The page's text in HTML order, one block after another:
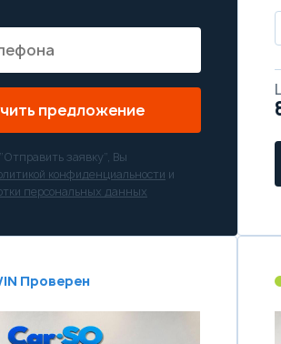
предложение
заявку”, Вы
конфиденциальности и
персональных данных
Проверен